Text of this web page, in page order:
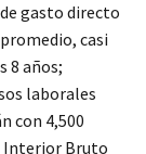
gasto directo
casi
8 años;
laborales
con 4,500
Interior Bruto